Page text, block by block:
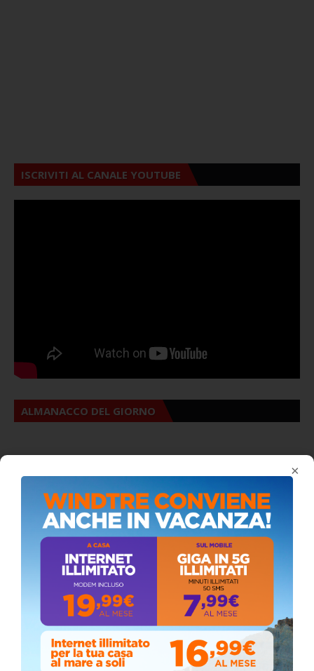
×
ISCRIVITI AL CANALE YOUTUBE
ALMANACCO DEL GIORNO
Coronavirus: messaggio del Sindaco Zambito
ai cittadini
Domenica, Novembre 22, 2020
Circolo della stampa, terzo appuntamento